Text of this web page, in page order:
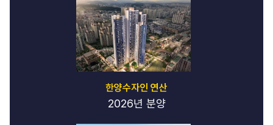
한양수자인 연산
2026년 분양